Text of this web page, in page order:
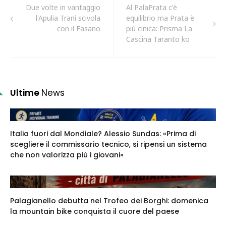
Due volte in vantaggio
l'Apulia Trani scivola
con il Fasano
Al PalaPrata c'è
equilibrio ma Prata è
più cinica: Prisma La
Cascina Taranto ko
Ultime News
Italia fuori dal Mondiale? Alessio Sundas: «Prima di
scegliere il commissario tecnico, si ripensi un sistema
che non valorizza più i giovani»
Palagianello debutta nel Trofeo dei Borghi: domenica
la mountain bike conquista il cuore del paese